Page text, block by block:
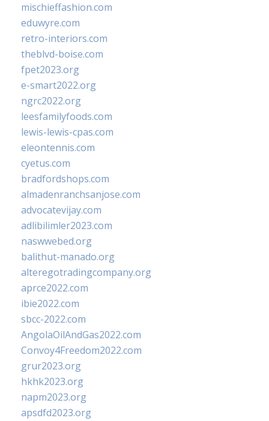
mischieffashion.com
eduwyre.com
retro-interiors.com
theblvd-boise.com
fpet2023.org
e-smart2022.org
ngrc2022.org
leesfamilyfoods.com
lewis-lewis-cpas.com
eleontennis.com
cyetus.com
bradfordshops.com
almadenranchsanjose.com
advocatevijay.com
adlibilimler2023.com
naswwebed.org
balithut-manado.org
alteregotradingcompany.org
aprce2022.com
ibie2022.com
sbcc-2022.com
AngolaOilAndGas2022.com
Convoy4Freedom2022.com
grur2023.org
hkhk2023.org
napm2023.org
apsdfd2023.org